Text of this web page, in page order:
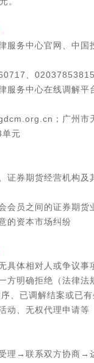
服务中心官网、中国
、02037853815
服务中心在线调解平
；广州市
元
证券期货经营机构及
会员之间的证券期货
的资本市场纠纷
具体相对人或争议事
方明确拒绝（法律法
、已调解结案或已
动、无权代理申请等
理→联系双方协商→